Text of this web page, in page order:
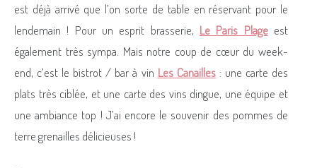
est déjà arrivé que l’on sorte de table en réservant pour le
lendemain ! Pour un esprit brasserie, Le Paris Plageest
également très sympa. Mais notre coup de cœur du week-
end, c’est le bistrot / bar à vin Les Canailles: une carte des
plats très ciblée, et une carte des vins dingue, une équipe et
une ambiance top ! J’ai encore le souvenir des pommes de
terre grenailles délicieuses !